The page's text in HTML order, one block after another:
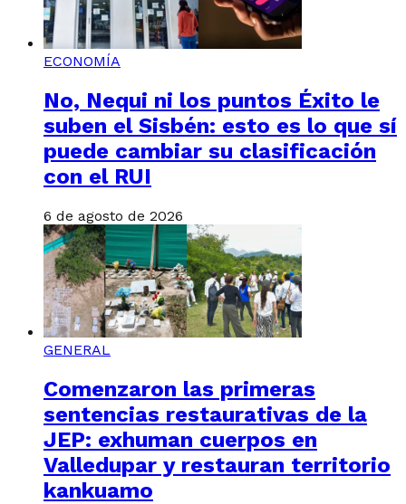
ECONOMÍA
No, Nequi ni los puntos Éxito le
suben el Sisbén: esto es lo que sí
puede cambiar su clasificación
con el RUI
6 de agosto de 2026
GENERAL
Comenzaron las primeras
sentencias restaurativas de la
JEP: exhuman cuerpos en
Valledupar y restauran territorio
kankuamo